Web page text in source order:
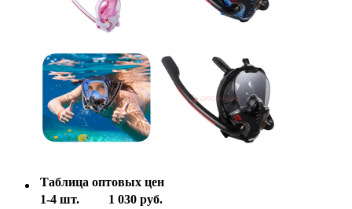
Таблица оптовых цен
1-4 шт.
1 030 руб.